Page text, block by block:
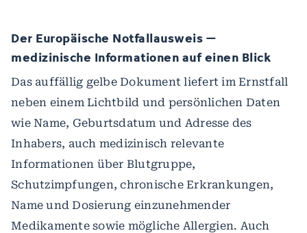
Der Europäische Notfallausweis –
medizinische Informationen auf einen Blick
Das auffällig gelbe Dokument liefert im Ernstfall
neben einem Lichtbild und persönlichen Daten
wie Name, Geburtsdatum und Adresse des
Inhabers, auch medizinisch relevante
Informationen über Blutgruppe,
Schutzimpfungen, chronische Erkrankungen,
Name und Dosierung einzunehmender
Medikamente sowie mögliche Allergien. Auch